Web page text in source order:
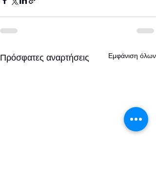
Πρόσφατες αναρτήσεις Εμφάνιση όλων